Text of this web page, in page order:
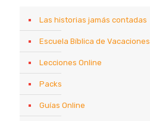
Las historias jamás contadas
Escuela Bíblica de Vacaciones
Lecciones Online
Packs
Guías Online